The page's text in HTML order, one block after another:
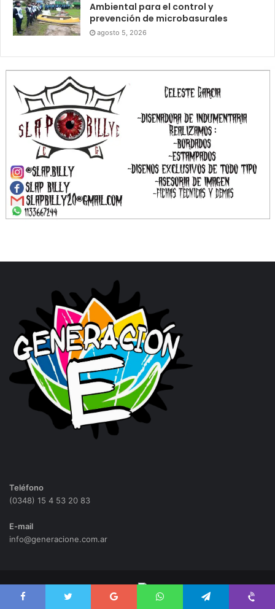
Ambiental para el control y
prevención de microbasurales
agosto 5, 2026
Teléfono
(0348) 15 4 53 20 83
E-mail
info@generacione.com.ar